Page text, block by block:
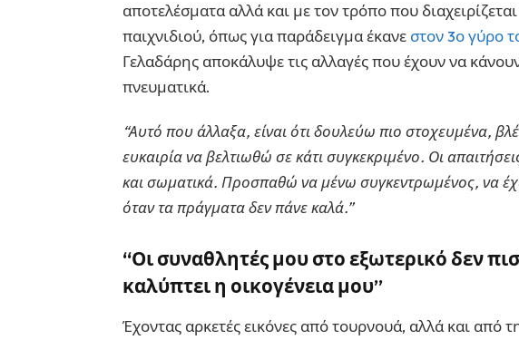
αποτελέσματα αλλά και με τον τρόπο που
παιχνιδιού, όπως για παράδειγμα έκανε στον 3ο γύρο
Γελαδάρης αποκάλυψε τις αλλαγές που έχουν να
πνευματικά.
“Αυτό που άλλαξα, είναι ότι δουλεύω πιο στοχευμένα,
ευκαιρία να βελτιωθώ σε κάτι συγκεκριμένο. Οι
και σωματικά. Προσπαθώ να μένω συγκεντρωμένος, να
όταν τα πράγματα δεν πάνε καλά.”
“Οι συναθλητές μου στο εξωτερικό δεν
καλύπτει η οικογένεια μου”
Έχοντας αρκετές εικόνες από τουρνουά, αλλά και από